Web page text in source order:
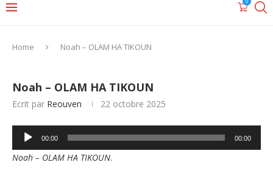
Home Noah – OLAM HA TIKOUN
Noah – OLAM HA TIKOUN
Ecrit par Reouven 22 octobre 2025
Lecteur
audio
00:00 00:00
Noah – OLAM HA TIKOUN.